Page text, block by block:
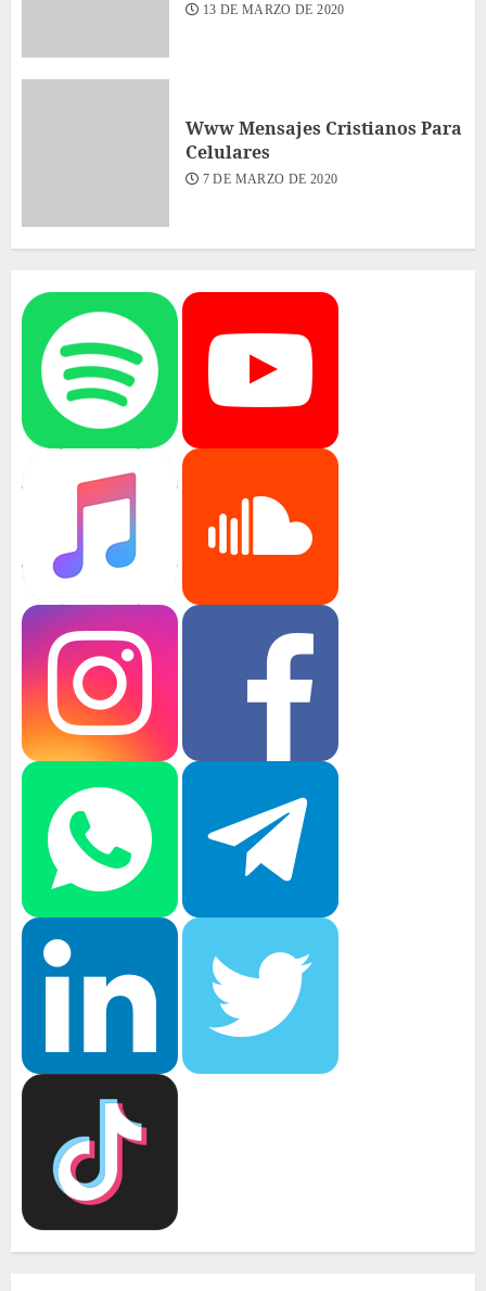
13 DE MARZO DE 2020
Www Mensajes Cristianos Para
Celulares
7 DE MARZO DE 2020